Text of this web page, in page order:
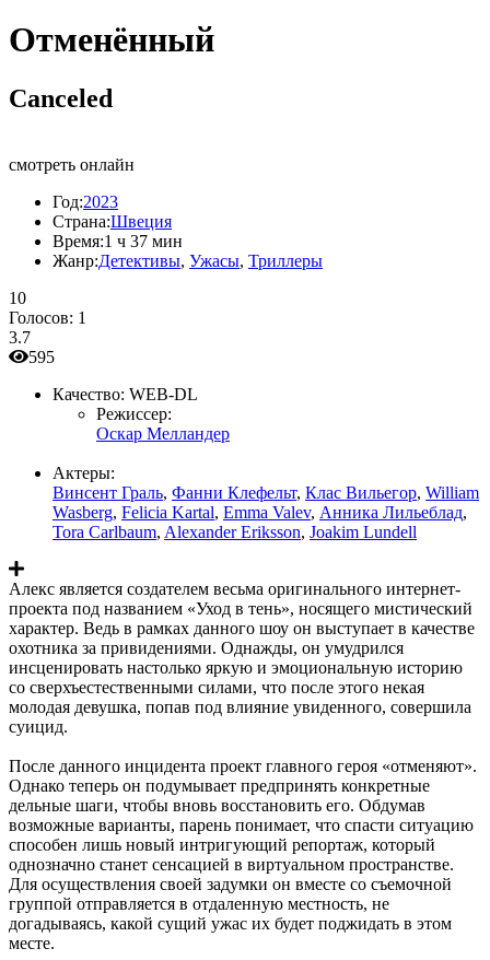
Отменённый
Canceled
смотреть онлайн
Год:2023
Страна:Швеция
Время:1 ч 37 мин
Жанр:Детективы, Ужасы, Триллеры
10
Голосов: 1
3.7
595
Качество: WEB-DL
Режиссер:
Оскар Мелландер
Актеры:
Винсент Граль, Фанни Клефельт, Клас Вильегор, William
Wasberg, Felicia Kartal, Emma Valev, Анника Лильеблад,
Tora Carlbaum, Alexander Eriksson, Joakim Lundell
Алекс является создателем весьма оригинального интернет-
проекта под названием «Уход в тень», носящего мистический
характер. Ведь в рамках данного шоу он выступает в качестве
охотника за привидениями. Однажды, он умудрился
инсценировать настолько яркую и эмоциональную историю
со сверхъестественными силами, что после этого некая
молодая девушка, попав под влияние увиденного, совершила
суицид.
После данного инцидента проект главного героя «отменяют».
Однако теперь он подумывает предпринять конкретные
дельные шаги, чтобы вновь восстановить его. Обдумав
возможные варианты, парень понимает, что спасти ситуацию
способен лишь новый интригующий репортаж, который
однозначно станет сенсацией в виртуальном пространстве.
Для осуществления своей задумки он вместе со съемочной
группой отправляется в отдаленную местность, не
догадываясь, какой сущий ужас их будет поджидать в этом
месте.